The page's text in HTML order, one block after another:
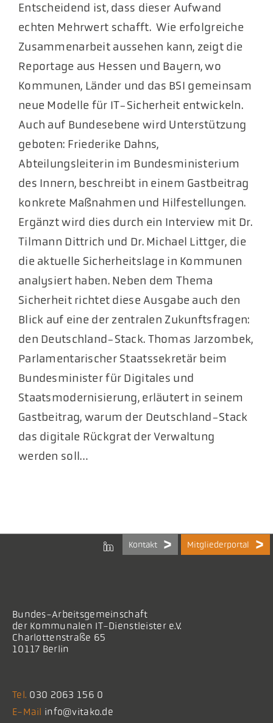
Entscheidend ist, dass dieser Aufwand
echten Mehrwert schafft. Wie erfolgreiche
Zusammenarbeit aussehen kann, zeigt die
Reportage aus Hessen und Bayern, wo
Kommunen, Länder und das BSI gemeinsam
neue Modelle für IT-Sicherheit entwickeln.
Auch auf Bundesebene wird Unterstützung
geboten: Friederike Dahns,
Abteilungsleiterin im Bundesministerium
des Innern, beschreibt in einem Gastbeitrag
konkrete Maßnahmen und Hilfestellungen.
Ergänzt wird dies durch ein Interview mit Dr.
Tilmann Dittrich und Dr. Michael Littger, die
die aktuelle Sicherheitslage in Kommunen
analysiert haben. Neben dem Thema
Sicherheit richtet diese Ausgabe auch den
Blick auf eine der zentralen Zukunftsfragen:
den Deutschland-Stack. Thomas Jarzombek,
Parlamentarischer Staatssekretär beim
Bundesminister für Digitales und
Staatsmodernisierung, erläutert in seinem
Gastbeitrag, warum der Deutschland-Stack
das digitale Rückgrat der Verwaltung
werden soll…
Kontakt Mitgliederportal
Bundes-Arbeitsgemeinschaft
der Kommunalen IT-Dienstleister e.V.
Charlottenstraße 65
10117 Berlin
Tel. 030 2063 156 0
E-Mail info@vitako.de